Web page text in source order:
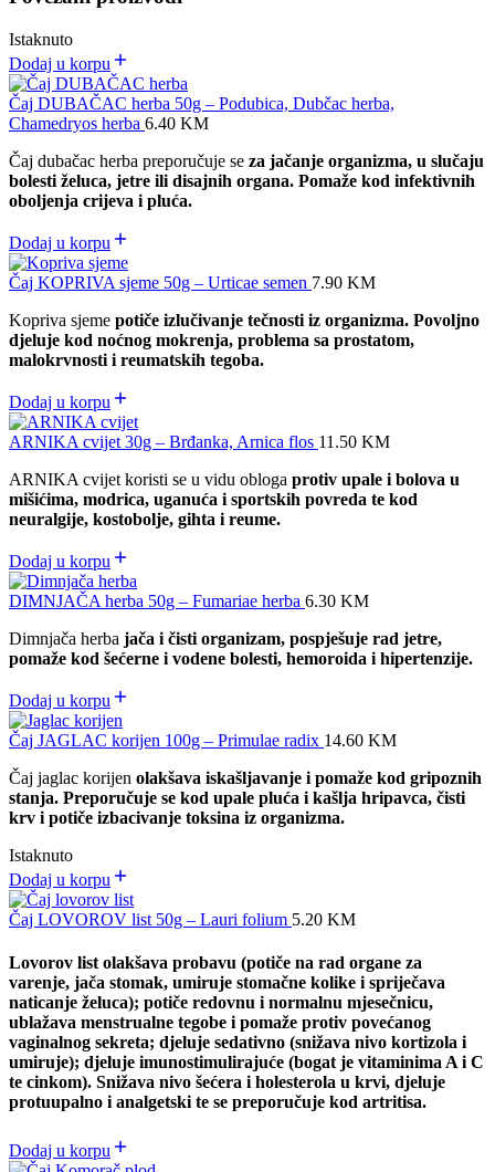
Istaknuto
Dodaj u korpu
Čaj DUBAČAC herba 50g – Podubica, Dubčac herba,
Chamedryos herba 6.40 KM
Čaj dubačac herba preporučuje se za jačanje organizma, u slučaju
bolesti želuca, jetre ili disajnih organa. Pomaže kod infektivnih
oboljenja crijeva i pluća.
Dodaj u korpu
Čaj KOPRIVA sjeme 50g – Urticae semen 7.90 KM
Kopriva sjeme potiče izlučivanje tečnosti iz organizma. Povoljno
djeluje kod noćnog mokrenja, problema sa prostatom,
malokrvnosti i reumatskih tegoba.
Dodaj u korpu
ARNIKA cvijet 30g – Brđanka, Arnica flos 11.50 KM
ARNIKA cvijet koristi se u vidu obloga protiv upale i bolova u
mišićima, modrica, uganuća i sportskih povreda te kod
neuralgije, kostobolje, gihta i reume.
Dodaj u korpu
DIMNJAČA herba 50g – Fumariae herba 6.30 KM
Dimnjača herba jača i čisti organizam, pospješuje rad jetre,
pomaže kod šećerne i vodene bolesti, hemoroida i hipertenzije.
Dodaj u korpu
Čaj JAGLAC korijen 100g – Primulae radix 14.60 KM
Čaj jaglac korijen olakšava iskašljavanje i pomaže kod gripoznih
stanja. Preporučuje se kod upale pluća i kašlja hripavca, čisti
krv i potiče izbacivanje toksina iz organizma.
Istaknuto
Dodaj u korpu
Čaj LOVOROV list 50g – Lauri folium 5.20 KM
Lovorov list olakšava probavu (potiče na rad organe za
varenje, jača stomak, umiruje stomačne kolike i spriječava
naticanje želuca); potiče redovnu i normalnu mjesečnicu,
ublažava menstrualne tegobe i pomaže protiv povećanog
vaginalnog sekreta; djeluje sedativno (snižava nivo kortizola i
umiruje); djeluje imunostimulirajuće (bogat je vitaminima A i C
te cinkom). Snižava nivo šećera i holesterola u krvi, djeluje
protuupalno i analgetski te se preporučuje kod artritisa.
Dodaj u korpu